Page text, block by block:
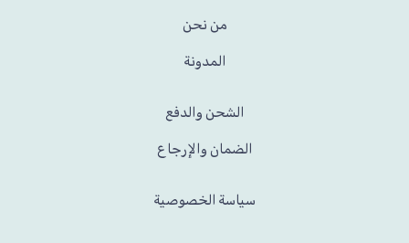
من نحن
المدونة
الشحن والدفع
الضمان والإرجاع
سياسة الخصوصية